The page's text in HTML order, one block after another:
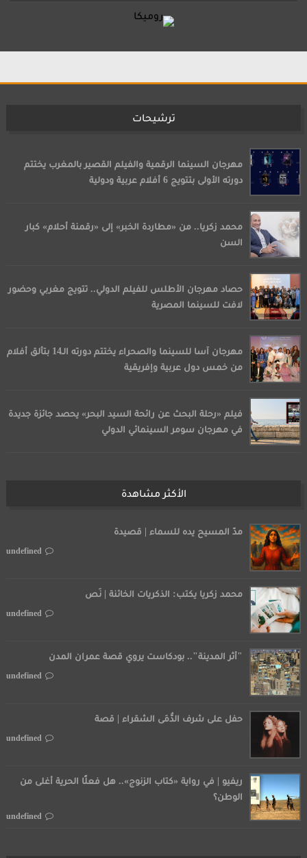
ترشيحات
مهرجان السينما الرقمية والفيلم القصير بالمغرب يختتم
دورته الأولى بتتويج 6 أفلام عربية ودولية
محمد زكريا.. من «مطاردة الخبر» إلى «رقمنة أحلام» كبار
السن
حصاد مهرجان الأطلس للفيلم الدولي.. تتويج مغربي وحضور
لافت للسينما المصرية
مهرجان آسا للسينما والصحراء يختتم دورته الـ14 بتألق أفلام
من خمس دول عربية وإفريقية
فيلم «رحلة البحث عن رائحة السيد البحر» يحصد جائزة جديدة
في مهرجان سومر السينمائي الدولي
الأكثر مشاهدة
مدّ المسيح يده للسماء | قصيدة
undefined
محمد زكريا يكتب: الذكريات الخائنة | نَص
undefined
"أثر المدينة".. بودكاست يروي قصة عمران المدن
undefined
حفل على شرف الدُّمَى الشقراء | قصة
undefined
ريفيو | في رواية «كتاب الزنوج».. هل فعلًا الحرية أغلى من
الوطن؟
undefined